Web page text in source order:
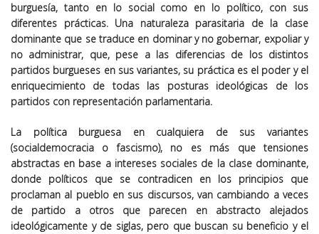
burguesía, tanto en lo social como en lo político, con sus
diferentes prácticas. Una naturaleza parasitaria de la clase
dominante que se traduce en dominar y no gobernar, expoliar y
no administrar, que, pese a las diferencias de los distintos
partidos burgueses en sus variantes, su práctica es el poder y el
enriquecimiento de todas las posturas ideológicas de los
partidos con representación parlamentaria.
La política burguesa en cualquiera de sus variantes
(socialdemocracia o fascismo), no es más que tensiones
abstractas en base a intereses sociales de la clase dominante,
donde políticos que se contradicen en los principios que
proclaman al pueblo en sus discursos, van cambiando a veces
de partido a otros que parecen en abstracto alejados
ideológicamente y de siglas, pero que buscan su beneficio y el